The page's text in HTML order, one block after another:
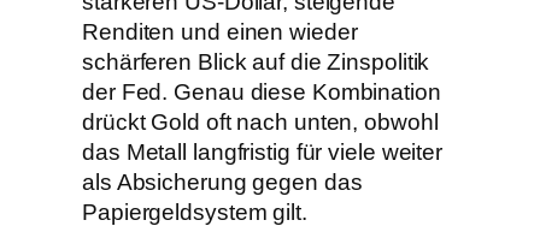
Renditen und einen wieder
schärferen Blick auf die Zinspolitik
der Fed. Genau diese Kombination
drückt Gold oft nach unten, obwohl
das Metall langfristig für viele weiter
als Absicherung gegen das
Papiergeldsystem gilt.